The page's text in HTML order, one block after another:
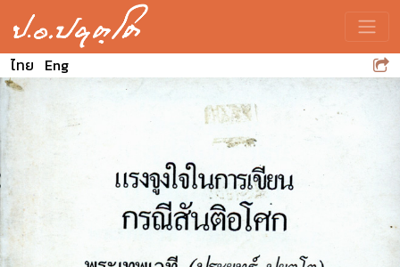
ไทย Eng